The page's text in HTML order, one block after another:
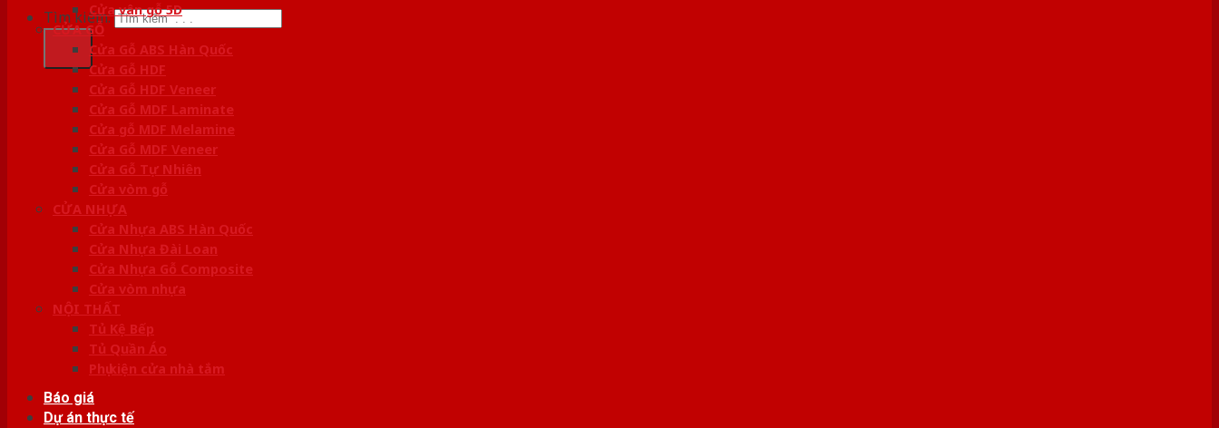
Tìm kiếm:Cửa vân gỗ 5D
CỬA GỖ
Cửa Gỗ ABS Hàn Quốc
Cửa Gỗ HDF
Cửa Gỗ HDF Veneer
Cửa Gỗ MDF Laminate
Cửa gỗ MDF Melamine
Cửa Gỗ MDF Veneer
Cửa Gỗ Tự Nhiên
Cửa vòm gỗ
CỬA NHỰA
Cửa Nhựa ABS Hàn Quốc
Cửa Nhựa Đài Loan
Cửa Nhựa Gỗ Composite
Cửa vòm nhựa
NỘI THẤT
Tủ Kệ Bếp
Tủ Quần Áo
Phụ kiện cửa nhà tắm
Báo giá
Dự án thực tế